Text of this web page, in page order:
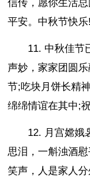
信传，愿你生活
平安。中秋节快乐!
11. 中秋佳节
声妙，家家团圆
节;吃块月饼长精
绵绵情谊在其中;
12. 月宫嫦娥
思泪，一斛浊酒
笑声，人是家人